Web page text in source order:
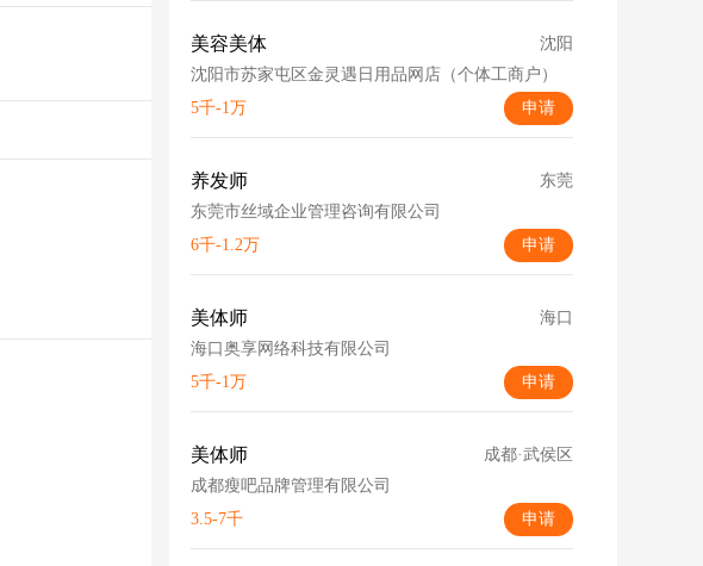
美容美体
沈阳
沈阳市苏家屯区金灵遇日用品网店（个体工商户）
5千-1万
申请
养发师
东莞
东莞市丝域企业管理咨询有限公司
6千-1.2万
申请
美体师
海口
海口奥享网络科技有限公司
5千-1万
申请
美体师
成都·武侯区
成都瘦吧品牌管理有限公司
3.5-7千
申请